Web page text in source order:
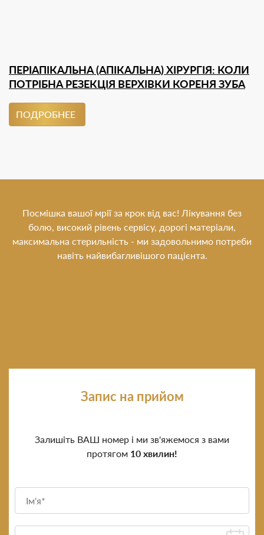
ПЕРІАПІКАЛЬНА (АПІКАЛЬНА) ХІРУРГІЯ: КОЛИ
ПОТРІБНА РЕЗЕКЦІЯ ВЕРХІВКИ КОРЕНЯ ЗУБА
ПОДРОБНЕЕ
Посмішка вашої мрії за крок від вас! Лікування без
болю, високий рівень сервісу, дорогі матеріали,
максимальна стерильність - ми задовольнимо потреби
навіть найвибагливішого пацієнта.
Запис на прийом
Залишіть ВАШ номер і ми зв'яжемося з вами
протягом 10 хвилин!